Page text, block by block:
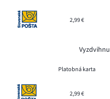
2,99 €
Platobná karta
2,99 €